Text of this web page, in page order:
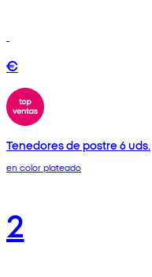
€
Tenedores de postre 6 uds.
en color plateado
2